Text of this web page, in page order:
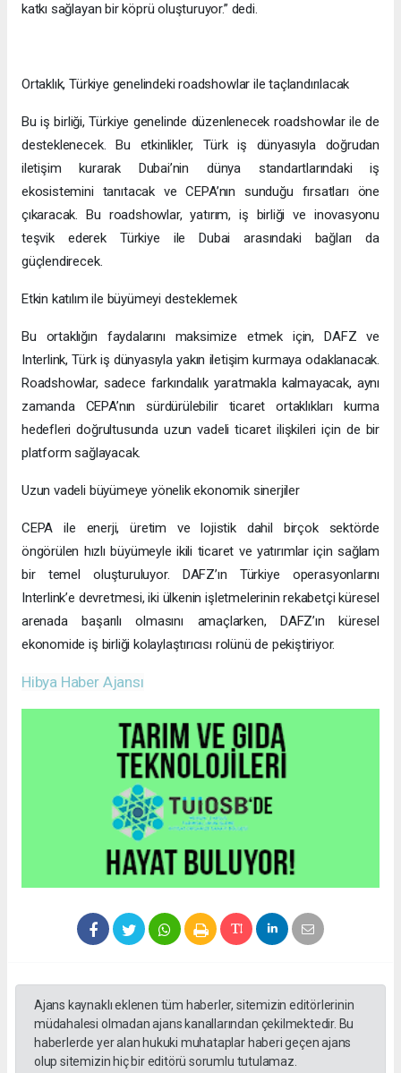
katkı sağlayan bir köprü oluşturuyor.” dedi.
Ortaklık, Türkiye genelindeki roadshowlar ile taçlandırılacak
Bu iş birliği, Türkiye genelinde düzenlenecek roadshowlar ile de
desteklenecek. Bu etkinlikler, Türk iş dünyasıyla doğrudan
iletişim kurarak Dubai’nin dünya standartlarındaki iş
ekosistemini tanıtacak ve CEPA’nın sunduğu fırsatları öne
çıkaracak. Bu roadshowlar, yatırım, iş birliği ve inovasyonu
teşvik ederek Türkiye ile Dubai arasındaki bağları da
güçlendirecek.
Etkin katılım ile büyümeyi desteklemek
Bu ortaklığın faydalarını maksimize etmek için, DAFZ ve
Interlink, Türk iş dünyasıyla yakın iletişim kurmaya odaklanacak.
Roadshowlar, sadece farkındalık yaratmakla kalmayacak, aynı
zamanda CEPA’nın sürdürülebilir ticaret ortaklıkları kurma
hedefleri doğrultusunda uzun vadeli ticaret ilişkileri için de bir
platform sağlayacak.
Uzun vadeli büyümeye yönelik ekonomik sinerjiler
CEPA ile enerji, üretim ve lojistik dahil birçok sektörde
öngörülen hızlı büyümeyle ikili ticaret ve yatırımlar için sağlam
bir temel oluşturuluyor. DAFZ’ın Türkiye operasyonlarını
Interlink’e devretmesi, iki ülkenin işletmelerinin rekabetçi küresel
arenada başarılı olmasını amaçlarken, DAFZ’ın küresel
ekonomide iş birliği kolaylaştırıcısı rolünü de pekiştiriyor.
Hibya Haber Ajansı
Ajans kaynaklı eklenen tüm haberler, sitemizin editörlerinin
müdahalesi olmadan ajans kanallarından çekilmektedir. Bu
haberlerde yer alan hukuki muhataplar haberi geçen ajans
olup sitemizin hiç bir editörü sorumlu tutulamaz.